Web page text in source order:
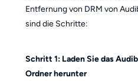
Entfernung von DRM von
sind die Schritte:
Schritt 1: Laden Sie das
Ordner herunter